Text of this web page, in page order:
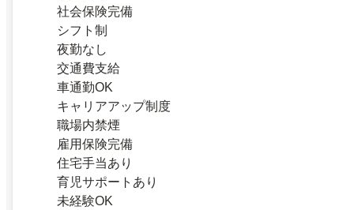
社会保険完備
シフト制
夜勤なし
交通費支給
車通勤OK
キャリアアップ制度
職場内禁煙
雇用保険完備
住宅手当あり
育児サポートあり
未経験OK